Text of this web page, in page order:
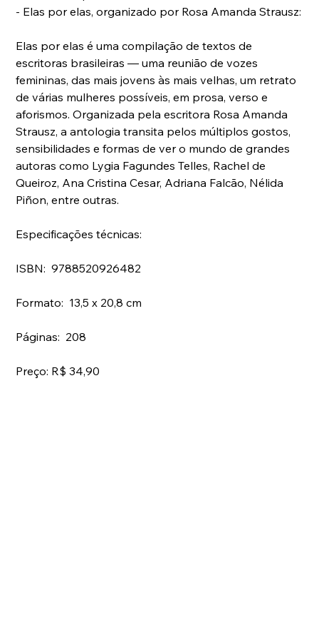
- Elas por elas, organizado por Rosa Amanda Strausz:
Elas por elas é uma compilação de textos de
escritoras brasileiras — uma reunião de vozes
femininas, das mais jovens às mais velhas, um retrato
de várias mulheres possíveis, em prosa, verso e
aforismos. Organizada pela escritora Rosa Amanda
Strausz, a antologia transita pelos múltiplos gostos,
sensibilidades e formas de ver o mundo de grandes
autoras como Lygia Fagundes Telles, Rachel de
Queiroz, Ana Cristina Cesar, Adriana Falcão, Nélida
Piñon, entre outras.
Especificações técnicas:
ISBN:  9788520926482
Formato:  13,5 x 20,8 cm
Páginas:  208
Preço: R$ 34,90